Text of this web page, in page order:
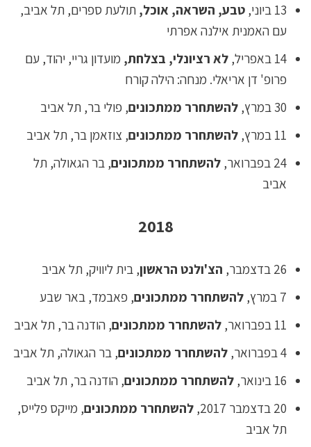
13 ביוני,
טבע, השראה, אוכל, תולעת ספרים, תל אביב,
עם האמנית אילנה אפרתי
14 באפריל,
לא רציונלי, בצלחת, מועדון גריי, יהוד, עם
פרופ' דן אריאלי. מנחה: הילה קורח
30 במרץ,
להשתחרר ממתכונים, פולי בר, תל אביב
11 במרץ,
להשתחרר ממתכונים, צוזאמן בר, תל אביב
24 בפברואר,
להשתחרר ממתכונים, בר הגאולה, תל
אביב
2018
26 בדצמבר, הצ'ולנט הראשון, בית ליוויק, תל אביב
7 במרץ,
להשתחרר ממתכונים, פאבמד, באר שבע
11 בפברואר,
להשתחרר ממתכונים, הודנה בר, תל אביב
4 בפברואר,
להשתחרר ממתכונים, בר הגאולה, תל אביב
16 בינואר,
להשתחרר ממתכונים, הודנה בר, תל אביב
20 בדצמבר 2017,
להשתחרר ממתכונים, מייקס פלייס,
תל אביב